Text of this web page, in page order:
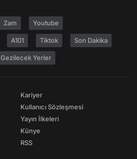
Zam Youtube
A101 Tiktok Son Dakika
Gezilecek Yerler
Kariyer
Kullanıcı Sözleşmesi
Yayın İlkeleri
Künye
RSS